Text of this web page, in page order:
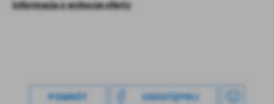
treści w postaci wiadomości, ofert, komunikatów mediów
Informacja o wyborze oferty
POWRÓT UDOSTĘPNIJ